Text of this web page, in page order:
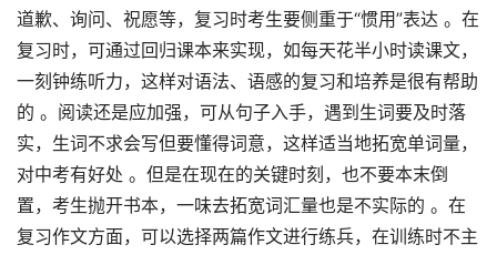
道歉、询问、祝愿等，复习时考生要侧重于“惯用”表达 。在
复习时，可通过回归课本来实现，如每天花半小时读课文，
一刻钟练听力，这样对语法、语感的复习和培养是很有帮助
的 。阅读还是应加强，可从句子入手，遇到生词要及时落
实，生词不求会写但要懂得词意，这样适当地拓宽单词量，
对中考有好处 。但是在现在的关键时刻，也不要本末倒
置，考生抛开书本，一味去拓宽词汇量也是不实际的 。在
复习作文方面，可以选择两篇作文进行练兵，在训练时不主